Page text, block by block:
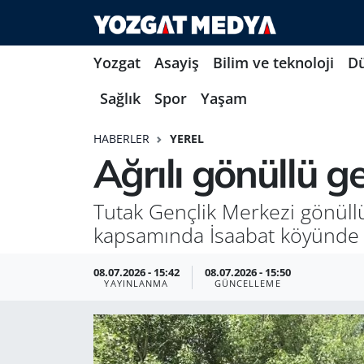
Yozgat Asayiş Bilim ve teknoloji
Sağlık
Spor Yaşam
HABERLER YEREL
Ağrılı gönüllü
Tutak Gençlik Merkezi
kapsamında İsaabat
08.07.2026 - 15:42
YAYINLANMA
08.07.2026 - 15:50
GÜNCELLEME